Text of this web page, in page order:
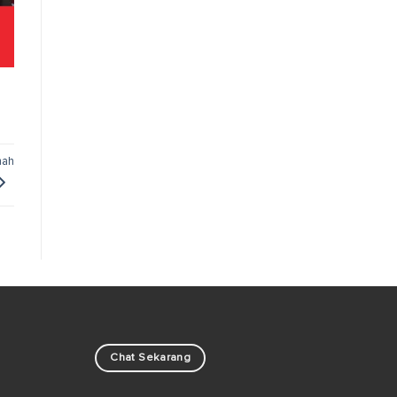
Chat Sekarang